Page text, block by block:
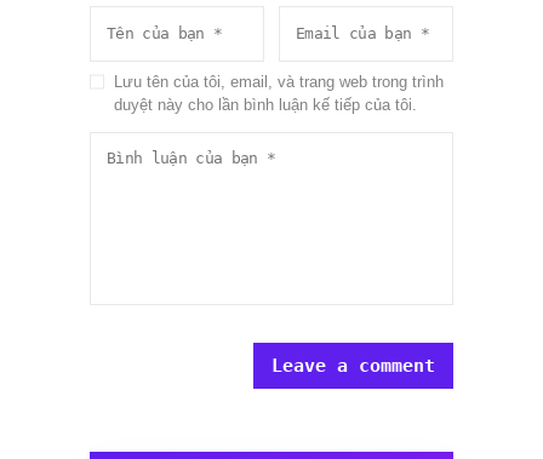
Lưu tên của tôi, email, và trang web trong trình
duyệt này cho lần bình luận kế tiếp của tôi.